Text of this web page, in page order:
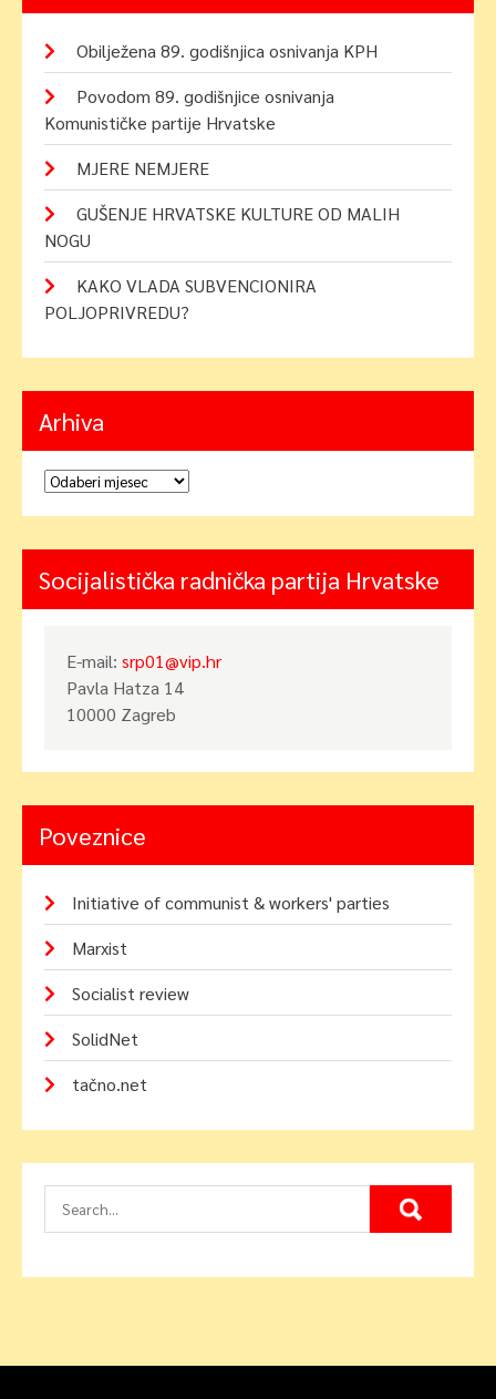
Obilježena 89. godišnjica osnivanja KPH
Povodom 89. godišnjice osnivanja
Komunističke partije Hrvatske
MJERE NEMJERE
GUŠENJE HRVATSKE KULTURE OD MALIH
NOGU
KAKO VLADA SUBVENCIONIRA
POLJOPRIVREDU?
Arhiva
Arhiva
Socijalistička radnička partija Hrvatske
E-mail: srp01@vip.hr
Pavla Hatza 14
10000 Zagreb
Poveznice
Initiative of communist & workers' parties
Marxist
Socialist review
SolidNet
tačno.net